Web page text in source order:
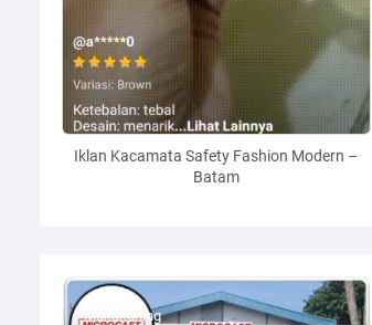
Iklan Kacamata Safety Fashion Modern –
Batam
Mukakuning